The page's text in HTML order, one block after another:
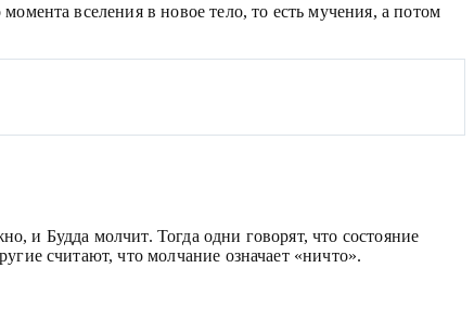
вселения в новое тело, то есть мучения, а потом
и Будда молчит. Тогда одни говорят, что состояние
считают, что молчание означает «ничто».